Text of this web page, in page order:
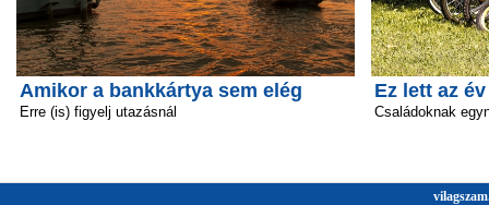
Amikor a bankkártya sem elég
Erre (is) figyelj utazásnál
Ez lett az
Családoknak